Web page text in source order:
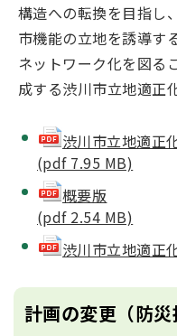
構造への転換を目指し
市機能の立地を誘導す
ネットワーク化を図る
成する渋川市立地適正
渋川市立地適正
(pdf 7.95 MB)
概要版
(pdf 2.54 MB)
渋川市立地適正
計画の変更（防